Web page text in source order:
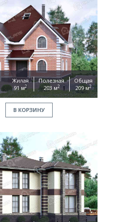
Жилая
91 м2
Полезная
203 м2
Общая
209 м2
В КОРЗИНУ